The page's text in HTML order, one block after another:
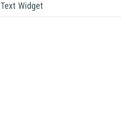
Text Widget